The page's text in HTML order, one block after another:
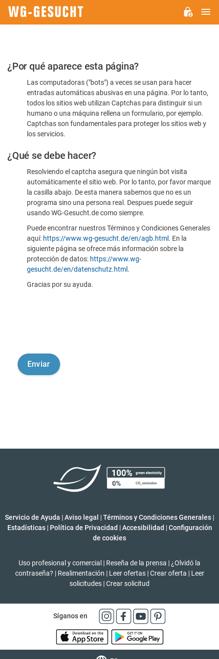
Por
favor,
confirme
humano
¿Por qué aparece esta página?
Las computadoras ("bots") a veces se usan para hacer
entradas automáticas abusivas en una página. Por lo tanto,
todos los sitios web utilizan Captchas para distinguir si un
humano o una máquina rellena un formulario, por ejemplo.
Captchas son fundamentales para proteger los sitios web y
los servicios.
¿Qué se debe hacer?
Resolviendo el captcha asegura que ningún bot visita
automáticamente el sitio web. Por lo tanto, por favor marque
la casilla abajo. De esta manera sabemos que no es un
programa sino una persona real. Despues puede seguir
usando WG-Gesucht.de como siempre.
Puede encontrar nuestros Términos y Condiciones Generales
aquí: https://www.wg-gesucht.de/en/agb.html . En la
siguiente página se ofrece más información sobre la
protección de datos: https://www.wg-
gesucht.de/en/datenschutz.html .
Gracias por su ayuda.
Servicio de Ayuda |Aviso legal |Términos y Condiciones Generales |
Estadísticas | Política de Privacidad | Accesibilidad | Configuración
de cookies
Uso profesional y comercial | Reseña de la prensa | ¿Olvidó la
contraseña? | Realimentación | Leer ofertas | Crear oferta | Leer
solicitudes |Crear solicitud
Síganos en